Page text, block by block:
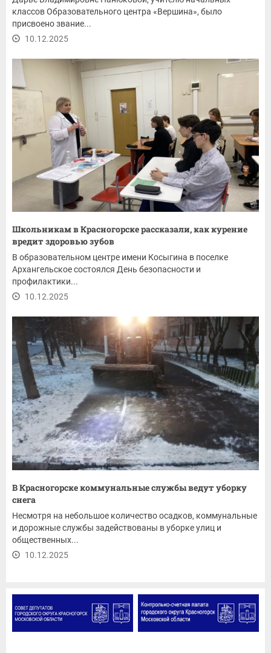
классов Образовательного центра «Вершина», было
присвоено звание...
10.12.2025
Школьникам в Красногорске рассказали, как курение
вредит здоровью зубов
В образовательном центре имени Косыгина в поселке
Архангельское состоялся День безопасности и
профилактики...
10.12.2025
В Красногорске коммунальные службы ведут уборку
снега
Несмотря на небольшое количество осадков, коммунальные
и дорожные службы задействованы в уборке улиц и
общественных...
10.12.2025